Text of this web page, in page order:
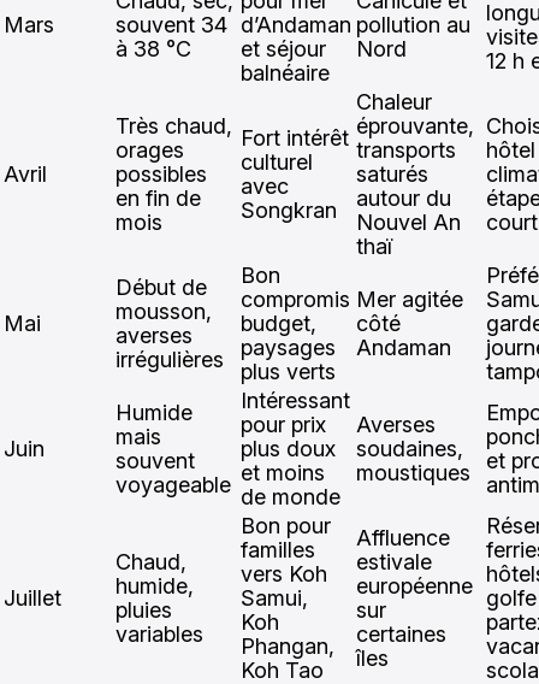
Mars
souvent 34
à 38 °C
d’Andaman
et séjour
balnéaire
pollution au
Nord
12 h
Avril
Très chaud,
orages
possibles
en fin de
mois
Fort intérêt
culturel
avec
Songkran
Chaleur
éprouvante,
transports
saturés
autour du
Nouvel An
thaï
hôtel
Mai
Début de
mousson,
averses
irrégulières
Bon
compromis
budget,
paysages
plus verts
Mer agitée
côté
Andaman
Juin
Humide
mais
souvent
voyageable
Intéressant
pour prix
plus doux
et moins
de monde
Averses
soudaines,
moustiques
et
Juillet
Chaud,
humide,
pluies
variables
Bon pour
familles
vers Koh
Samui,
Koh
Phangan,
Koh Tao
Affluence
estivale
européenne
sur
certaines
îles